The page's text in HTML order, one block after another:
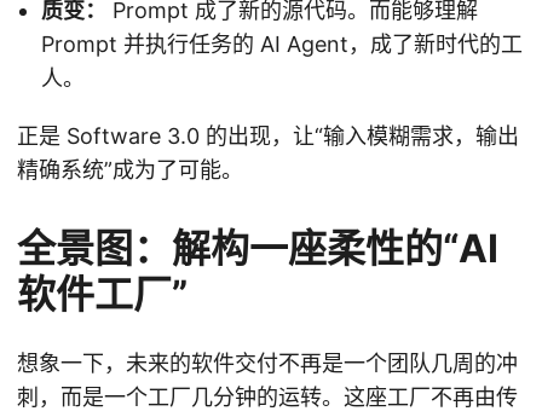
质变：
Prompt 成了新的源代码。而能够理解
Prompt 并执行任务的 AI Agent，成了新时代的工
人。
正是 Software 3.0 的出现，让“输入模糊需求，输出
精确系统”成为了可能。
全景图：解构一座柔性的“AI
软件工厂”
想象一下，未来的软件交付不再是一个团队几周的冲
刺，而是一个工厂几分钟的运转。这座工厂不再由传